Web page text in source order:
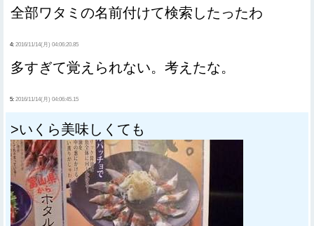
全部ワタミの名前付けて検索したったわ
4: 2016/11/14(月) 04:06:20.85
多すぎて覚えられない。考えたな。
5: 2016/11/14(月) 04:06:45.15
>いくら美味しくても